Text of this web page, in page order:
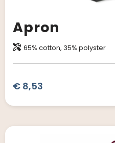
Apron
65% cotton, 35% polyster
€ 8,53